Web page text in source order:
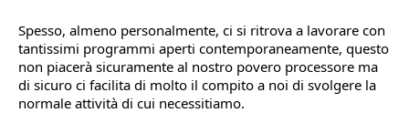
Spesso, almeno personalmente, ci si ritrova a lavorare con
tantissimi programmi aperti contemporaneamente, questo
non piacerà sicuramente al nostro povero processore ma
di sicuro ci facilita di molto il compito a noi di svolgere la
normale attività di cui necessitiamo.